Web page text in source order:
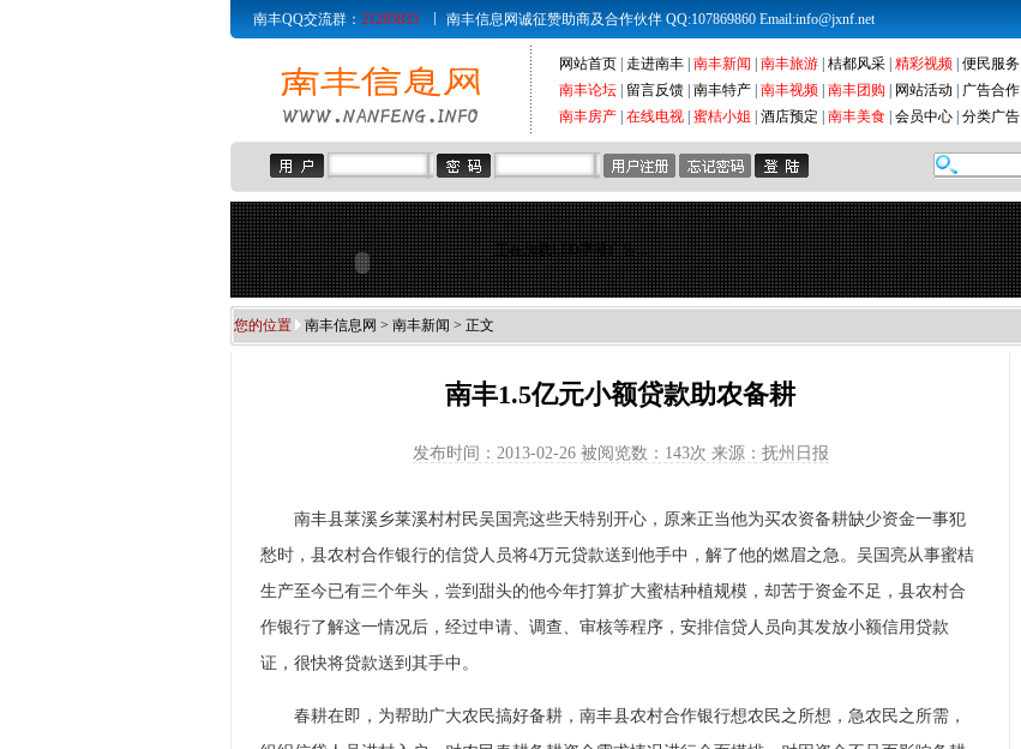
南丰QQ交流群： 21285835 南丰信息网诚征赞助商及合作伙伴 QQ:107869860 Email:info@jxnf.net
网站首页 走进南丰 南丰新闻 南丰旅游 桔都风采 精彩视频 便民服务
南丰论坛
留言反馈 南丰特产 南丰视频 南丰团购 网站活动 广告合作
南丰房产 在线电视 蜜桔小姐 酒店预定 南丰美食 会员中心 分类广告
正在加载LED字幕广告...
您的位置 南丰信息网 > 南丰新闻 > 正文
南丰1.5亿元小额贷款助农备耕
发布时间：2013-02-26 被阅览数： 143次 来源：抚州日报
南丰县莱溪乡莱溪村村民吴国亮这些天特别开心，原来正当他为买农资备耕缺少资金一事犯
愁时，县农村合作银行的信贷人员将4万元贷款送到他手中，解了他的燃眉之急。吴国亮从事蜜桔
生产至今已有三个年头，尝到甜头的他今年打算扩大蜜桔种植规模，却苦于资金不足，县农村合
作银行了解这一情况后，经过申请、调查、审核等程序，安排信贷人员向其发放小额信用贷款
证，很快将贷款送到其手中。
春耕在即，为帮助广大农民搞好备耕，南丰县农村合作银行想农民之所想，急农民之所需，